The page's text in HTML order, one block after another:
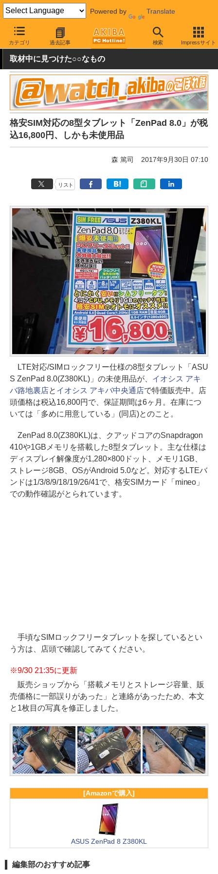
Powered by Translate
カテゴリ 過去記事 検索 Impressサイト
AKIBA PC Hotline! 秋葉原情報 価格情報 特価情報
取材中に見つけた○○なもの
格安SIM対応の8型タブレット「ZenPad 8.0」が税
込16,800円、しかも未使用品
森 篤司 2017年9月30日 07:10
リスト
LTE対応/SIMロックフリー仕様の8型タブレット「ASU
S ZenPad 8.0(Z380KL)」の未使用品が、 イオシス アキ
バ路地裏店と イオシス アキバ中央通店で特価販売中。店
頭価格は税込16,800円で、保証期間は6ヶ月。在庫につ
いては「多めに用意している」(同店)とのこと。
ZenPad 8.0(Z380KL)は、クアッドコアのSnapdragon
410や1GBメモリを搭載した8型タブレット。主な仕様は
ディスプレイ解像度が1,280×800ドット、メモリ1GB、
ストレージ8GB、OSがAndroid 5.0など。対応するLTEバ
ンドは1/3/8/9/18/19/26/41で、格安SIMカード「mineo」
での動作確認がとられています。
手頃なSIMロックフリータブレットを探しているとい
う方は、店頭で確認してみてください。
※9/30 21:35に更新
販売ショップから「搭載メモリとストレージ容量、販
売価格に一部誤りがあった」と連絡があったため、本文
と1枚目の写真を修正しました。
[Amazonで購入]
ASUS ZenPad 8 Z380KL
編集部のおすすめ記事